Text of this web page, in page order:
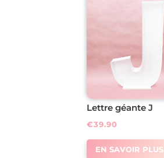
Lettre géante J
€39.90
EN SAVOIR PLUS